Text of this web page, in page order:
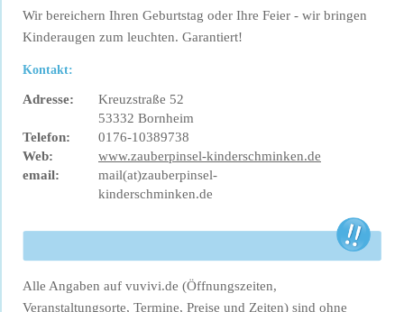
Wir bereichern Ihren Geburtstag oder Ihre Feier - wir bringen
Kinderaugen zum leuchten. Garantiert!
Kontakt:
Adresse:
Kreuzstraße 52
53332 Bornheim
Telefon:
0176-10389738
Web:
www.zauberpinsel-kinderschminken.de
email:
mail(at)zauberpinsel-
kinderschminken.de
Alle Angaben auf vuvivi.de (Öffnungszeiten,
Veranstaltungsorte, Termine, Preise und Zeiten) sind ohne